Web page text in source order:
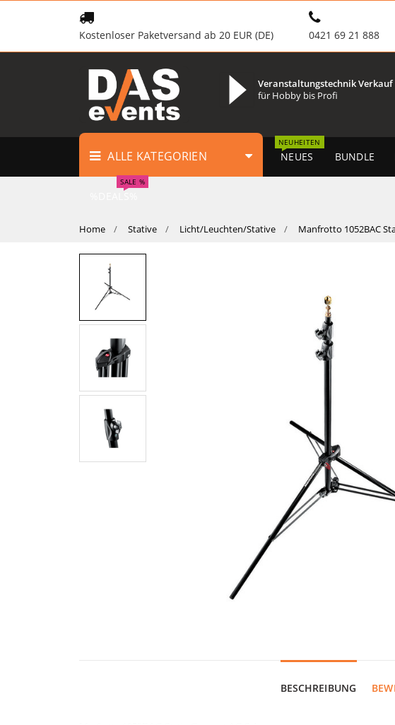
Kostenloser Paketversand ab 20 EUR (DE) 0421 69 21 888
Veranstaltungstechnik Verkauf
für Hobby bis Profi
ALLE KATEGORIEN NEUES
NEUHEITEN
BUNDLE
SALE %
Home Stative Licht/Leuchten/Stative Manfrotto 1052BAC
BESCHREIBUNG